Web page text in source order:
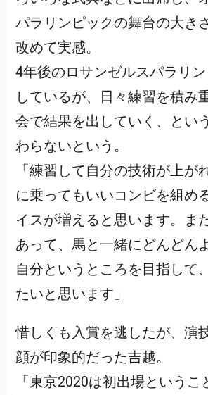
パラリンピックの舞台の大き
改めて実感。
4年後のロサンゼルスパラリ
しているが、日々練習を積み
会で結果を出していく、とい
わらないという。
「練習して自分の技術が上が
に乗ってもいいコンビを組め
イスが増えると思います。ま
あって、馬と一緒にどんどん
自分というところを目指して
たいと思います」
惜しくも入賞を逃したが、演
顔が印象的だった吉越。
「東京2020は初出場というこ